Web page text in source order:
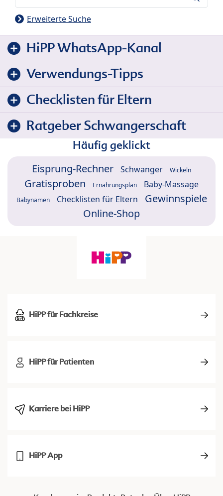
Erweiterte Suche
HiPP WhatsApp-Kanal
Verwendungs-Tipps
Checklisten für Eltern
Ratgeber Schwangerschaft
Häufig geklickt
Eisprung-Rechner Schwanger Wickeln
Gratisproben Ernährungsplan Baby-Massage
Babynamen Checklisten für Eltern
Gewinnspiele
Online-Shop
HiPP für Fachkreise
HiPP für Patienten
Karriere bei HiPP
HiPP App